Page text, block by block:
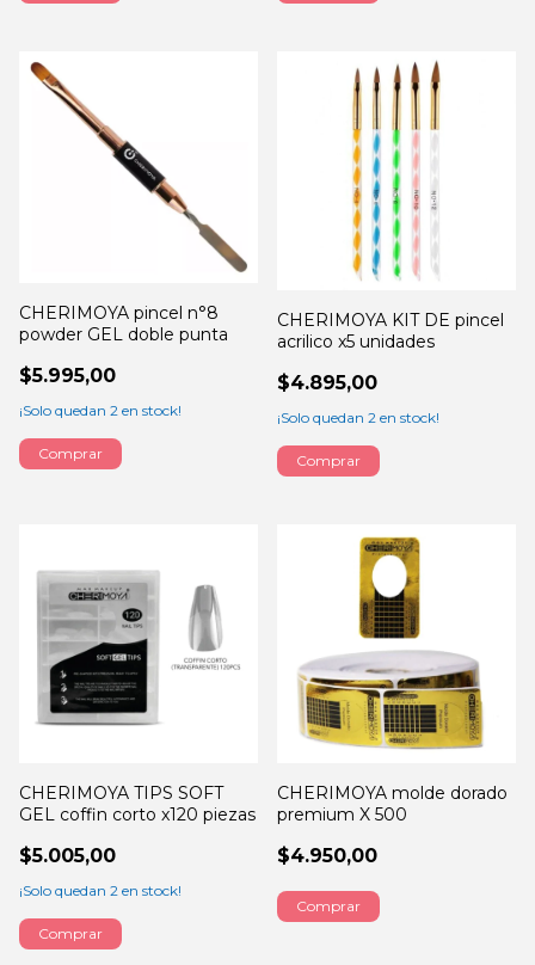
CHERIMOYA pincel n°8
powder GEL doble punta
$5.995,00
¡Solo quedan 2 en stock!
CHERIMOYA KIT DE pincel
acrilico x5 unidades
$4.895,00
¡Solo quedan 2 en stock!
CHERIMOYA TIPS SOFT
GEL coffin corto x120 piezas
$5.005,00
¡Solo quedan 2 en stock!
CHERIMOYA molde dorado
premium X 500
$4.950,00